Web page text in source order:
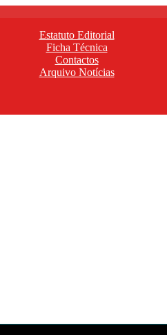
Estatuto Editorial
Ficha Técnica
Contactos
Arquivo Notícias